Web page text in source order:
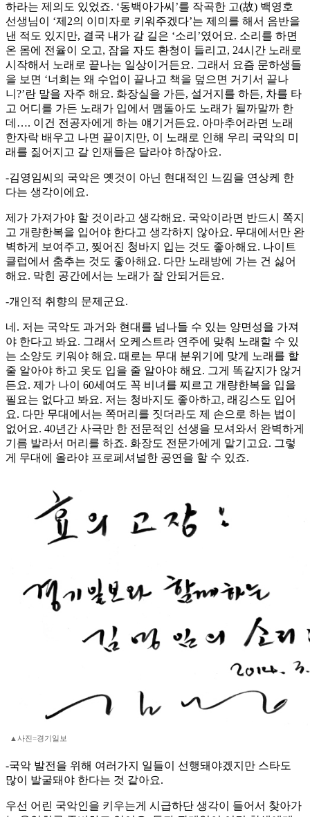
하라는 제의도 있었죠. ‘동백아가씨’를 작곡한 고(故) 백영호
선생님이 ‘제2의 이미자로 키워주겠다’는 제의를 해서 음반을
낸 적도 있지만, 결국 내가 갈 길은 ‘소리’였어요. 소리를 하면
온 몸에 전율이 오고, 잠을 자도 환청이 들리고, 24시간 노래로
시작해서 노래로 끝나는 일상이거든요. 그래서 요즘 문하생들
을 보면 ‘너희는 왜 수업이 끝나고 책을 덮으면 거기서 끝나
니?’란 말을 자주 해요. 화장실을 가든, 설거지를 하든, 차를 타
고 어디를 가든 노래가 입에서 맴돌아도 노래가 될까말까 한
데…. 이건 전공자에게 하는 얘기거든요. 아마추어라면 노래
한자락 배우고 나면 끝이지만, 이 노래로 인해 우리 국악의 미
래를 짊어지고 갈 인재들은 달라야 하잖아요.
-김영임씨의 국악은 옛것이 아닌 현대적인 느낌을 연상케 한
다는 생각이에요.
제가 가져가야 할 것이라고 생각해요. 국악이라면 반드시 쪽지
고 개량한복을 입어야 한다고 생각하지 않아요. 무대에서만 완
벽하게 보여주고, 찢어진 청바지 입는 것도 좋아해요. 나이트
클럽에서 춤추는 것도 좋아해요. 다만 노래방에 가는 건 싫어
해요. 막힌 공간에서는 노래가 잘 안되거든요.
-개인적 취향의 문제군요.
네. 저는 국악도 과거와 현대를 넘나들 수 있는 양면성을 가져
야 한다고 봐요. 그래서 오케스트라 연주에 맞춰 노래할 수 있
는 소양도 키워야 해요. 때로는 무대 분위기에 맞게 노래를 할
줄 알아야 하고 옷도 입을 줄 알아야 해요. 그게 똑같지가 않거
든요. 제가 나이 60세여도 꼭 비녀를 찌르고 개량한복을 입을
필요는 없다고 봐요. 저는 청바지도 좋아하고, 래깅스도 입어
요. 다만 무대에서는 쪽머리를 짓더라도 제 손으로 하는 법이
없어요. 40년간 사극만 한 전문적인 선생을 모셔와서 완벽하게
기름 발라서 머리를 하죠. 화장도 전문가에게 맡기고요. 그렇
게 무대에 올라야 프로페셔널한 공연을 할 수 있죠.
▲사진=경기일보
-국악 발전을 위해 여러가지 일들이 선행돼야겠지만 스타도
많이 발굴돼야 한다는 것 같아요.
우선 어린 국악인을 키우는게 시급하단 생각이 들어서 찾아가